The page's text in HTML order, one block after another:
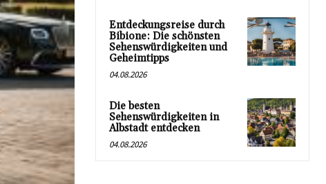
Entdeckungsreise durch
Bibione: Die schönsten
Sehenswürdigkeiten und
Geheimtipps
04.08.2026
Die besten
Sehenswürdigkeiten in
Albstadt entdecken
04.08.2026